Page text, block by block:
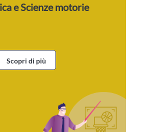
e Scienze motorie
Scopri di più